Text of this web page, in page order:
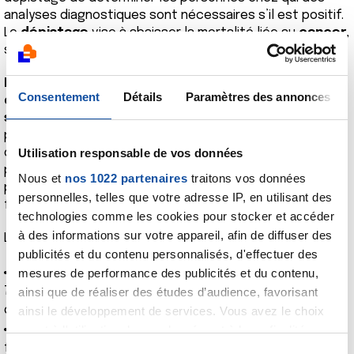
Consentement Détails Paramètres des annonces
Utilisation responsable de vos données
Nous et nos 1022 partenaires traitons vos données
personnelles, telles que votre adresse IP, en utilisant des
technologies comme les cookies pour stocker et accéder
à des informations sur votre appareil, afin de diffuser des
publicités et du contenu personnalisés, d'effectuer des
mesures de performance des publicités et du contenu,
ainsi que de réaliser des études d’audience, favorisant
ainsi le développement de services. Vous avez le choix
quant à l'utilisation de vos données et à leurs finalités.
analyses diagnostiques sont nécessaires s’il est positif.
Le dépistage vise à abaisser la mortalité liée au cancer,
seul critère permettant de juger de son efficacité.
détecter les cancers tôt et donc de mieux de
soigner.Le dépistage organisé incite l’ensemble des
personnes concernées à se faire dépistage, mais un
dépistage personnalisé peut être proposé aux
personnes qui présentent des facteurs de risque
particulières ou des antécédents personnels et/ou
familiaux.
Les dépistages organisés sont les suivants :
le dépistage du cancer du sein : les femmes de 50 à
74 ans sont invitées, tous les deux ans, à se faire
dépister (mammographie et examen clinique) ;
femmes de 50 à 74 ans sont invités, tous les deux ans, à